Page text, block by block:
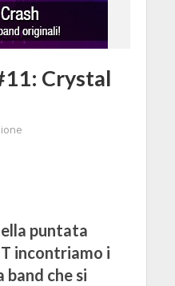
Crystal
puntata
incontriamo i
band che si